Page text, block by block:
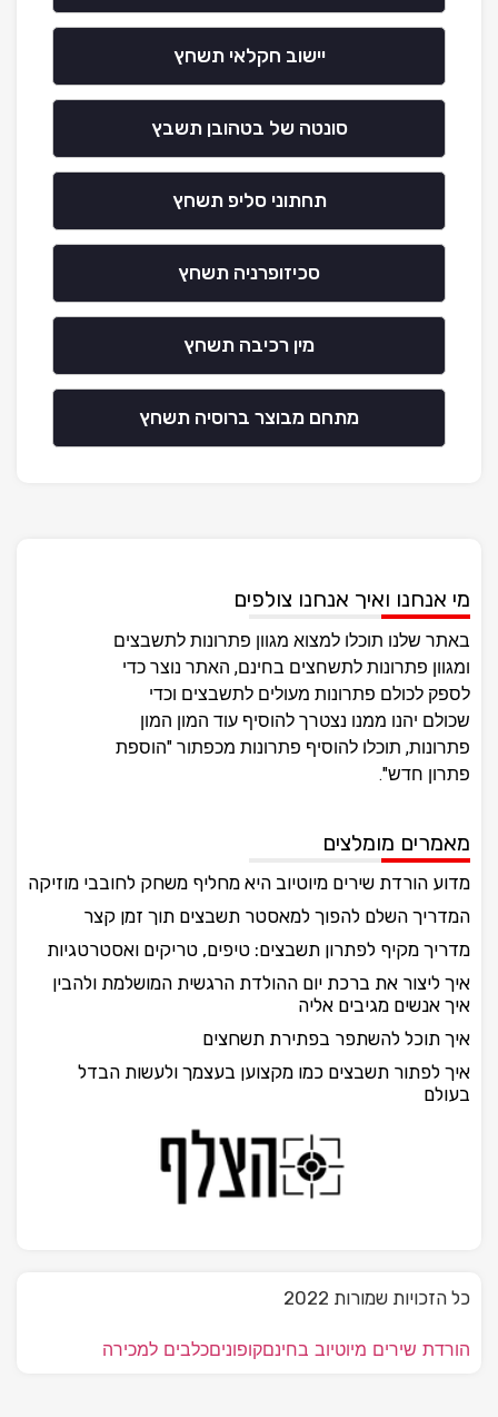
יישוב חקלאי תשחץ
סונטה של בטהובן תשבץ
תחתוני סליפ תשחץ
סכיזופרניה תשחץ
מין רכיבה תשחץ
מתחם מבוצר ברוסיה תשחץ
מי אנחנו ואיך אנחנו צולפים
באתר שלנו תוכלו למצוא מגוון פתרונות לתשבצים
ומגוון פתרונות לתשחצים בחינם, האתר נוצר כדי
לספק לכולם פתרונות מעולים לתשבצים וכדי
שכולם יהנו ממנו נצטרך להוסיף עוד המון המון
פתרונות, תוכלו להוסיף פתרונות מכפתור "הוספת
פתרון חדש".
מאמרים מומלצים
מדוע הורדת שירים מיוטיוב היא מחליף משחק לחובבי מוזיקה
המדריך השלם להפוך למאסטר תשבצים תוך זמן קצר
מדריך מקיף לפתרון תשבצים: טיפים, טריקים ואסטרטגיות
איך ליצור את ברכת יום ההולדת הרגשית המושלמת ולהבין
איך אנשים מגיבים אליה
איך תוכל להשתפר בפתירת תשחצים
איך לפתור תשבצים כמו מקצוען בעצמך ולעשות הבדל
בעולם
כל הזכויות שמורות 2022
הורדת שירים מיוטיוב בחינםקופוניםכלבים למכירה